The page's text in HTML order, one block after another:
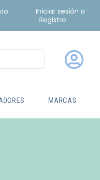
Iniciar sesión o
Registro
MARCAS